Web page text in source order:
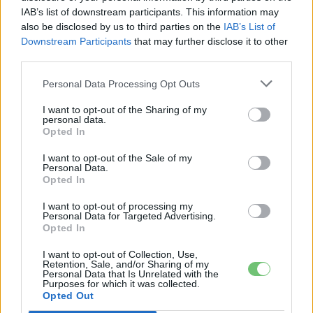
IAB’s list of downstream participants. This information may
also be disclosed by us to third parties on the IAB’s List of
Downstream Participants that may further disclose it to other
Personal Data Processing Opt Outs
I want to opt-out of the Sharing of my
personal data.
Opted In
I want to opt-out of the Sale of my
Personal Data.
Opted In
I want to opt-out of processing my
Personal Data for Targeted Advertising.
Opted In
I want to opt-out of Collection, Use,
Retention, Sale, and/or Sharing of my
Personal Data that Is Unrelated with the
Purposes for which it was collected.
Opted Out
Kövesd az e-cars.hu-t a Facebookon is, további
tartalmakért!
Xpeng G3
Xpeng Motors xpeng p5 Xpeng P7